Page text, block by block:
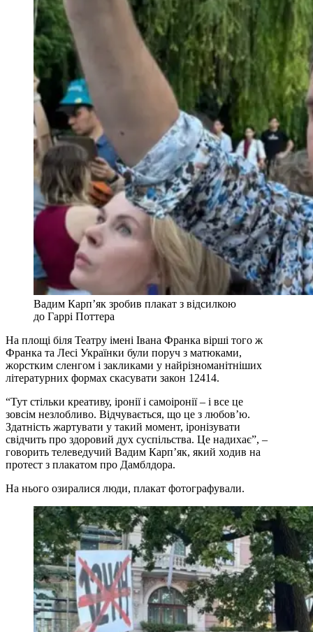
Вадим Карп’як зробив плакат з відсилкою
до Гаррі Поттера
На площі біля Театру імені Івана Франка вірші того ж
Франка та Лесі Українки були поруч з матюками,
жорстким сленгом і закликами у найрізноманітніших
літературних формах скасувати закон 12414.
“Тут стільки креативу, іронії і самоіронії – і все це
зовсім незлобливо. Відчувається, що це з любов’ю.
Здатність жартувати у такий момент, іронізувати
свідчить про здоровий дух суспільства. Це надихає”, –
говорить телеведучий Вадим Карп’як, який ходив на
протест з плакатом про Дамблдора.
На нього озиралися люди, плакат фотографували.